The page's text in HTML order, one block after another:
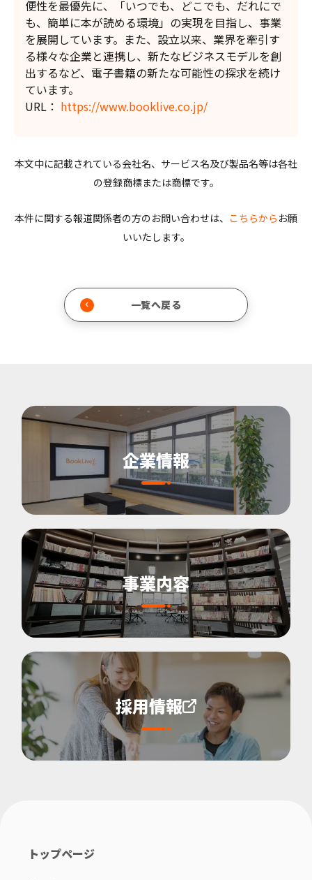
便性を最優先に、「いつでも、どこでも、だれにで
も、簡単に本が読める環境」の実現を目指し、事業
を展開しています。また、設立以来、業界を牽引す
る様々な企業と連携し、新たなビジネスモデルを創
出するなど、電子書籍の新たな可能性の探求を続け
ています。
URL： https://www.booklive.co.jp/
本文中に記載されている会社名、サービス名及び製品名等は各社
の登録商標または商標です。
本件に関する報道関係者の方のお問い合わせは、 こちらから お願
いいたします。
一覧へ戻る
企業情報
事業内容
採用情報
トップページ